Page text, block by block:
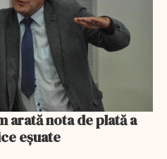
arată nota de plată a
eșuate